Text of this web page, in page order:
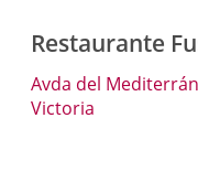
Restaurante
Avda del
Victoria